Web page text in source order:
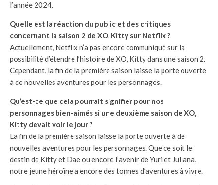
l’année 2024.
Quelle est la réaction du public et des critiques
concernant la saison 2 de XO, Kitty sur Netflix ?
Actuellement, Netflix n’a pas encore communiqué sur la
possibilité d’étendre l’histoire de XO, Kitty dans une saison 2.
Cependant, la fin de la première saison laisse la porte ouverte
à de nouvelles aventures pour les personnages.
Qu’est-ce que cela pourrait signifier pour nos
personnages bien-aimés si une deuxième saison de XO,
Kitty devait voir le jour ?
La fin de la première saison laisse la porte ouverte à de
nouvelles aventures pour les personnages. Que ce soit le
destin de Kitty et Dae ou encore l’avenir de Yuri et Juliana,
notre jeune héroïne a encore des tonnes d’aventures à vivre.